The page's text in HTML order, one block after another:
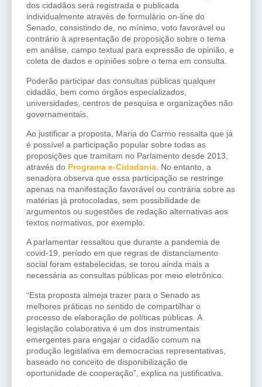
dos cidadãos será registrada e publicada
individualmente através de formulário on-line do
Senado, consistindo de, no mínimo, voto favorável ou
contrário à apresentação de proposição sobre o tema
em análise, campo textual para expressão de opinião, e
coleta de dados e opiniões sobre o tema em consulta.
Poderão participar das consultas públicas qualquer
cidadão, bem como órgãos especializados,
universidades, centros de pesquisa e organizações não
governamentais.
Ao justificar a proposta, Maria do Carmo ressalta que já
é possível a participação popular sobre todas as
proposições que tramitam no Parlamento desde 2013,
através do Programa e-Cidadania . No entanto, a
senadora observa que essa participação se restringe
apenas na manifestação favorável ou contrária sobre as
matérias já protocoladas, sem possibilidade de
argumentos ou sugestões de redação alternativas aos
textos normativos, por exemplo.
A parlamentar ressaltou que durante a pandemia de
covid-19, período em que regras de distanciamento
social foram estabelecidas, se torou ainda mais a
necessária as consultas públicas por meio eletrônico.
“Esta proposta almeja trazer para o Senado as
melhores práticas no sentido de compartilhar o
processo de elaboração de políticas públicas. A
legislação colaborativa é um dos instrumentais
emergentes para engajar o cidadão comum na
produção legislativa em democracias representativas,
baseado no conceito de disponibilização de
oportunidade de cooperação”, explica na justificativa.